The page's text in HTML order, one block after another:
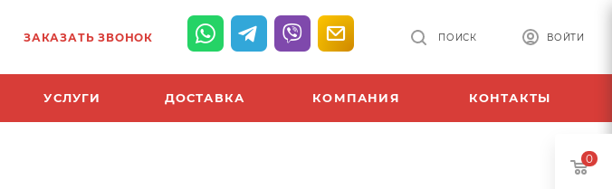
ЗАКАЗАТЬ ЗВОНОК ВОЙТИ
ПОИСК
УСЛУГИ ДОСТАВКА КОМПАНИЯ КОНТАКТЫ
0